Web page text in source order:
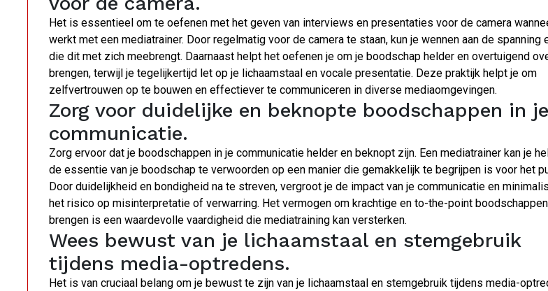
Het is essentieel om te oefenen met het geven van interviews en presentaties voor de camera
werkt met een mediatrainer. Door regelmatig voor de camera te staan, kun je wennen aan de spanning
die dit met zich meebrengt. Daarnaast helpt het oefenen je om je boodschap helder en overtuigend
brengen, terwijl je tegelijkertijd let op je lichaamstaal en vocale presentatie. Deze praktijk helpt je om
zelfvertrouwen op te bouwen en effectiever te communiceren in diverse mediaomgevingen.
Zorg voor duidelijke en beknopte boodschappen in je
communicatie.
Zorg ervoor dat je boodschappen in je communicatie helder en beknopt zijn. Een mediatrainer kan je
de essentie van je boodschap te verwoorden op een manier die gemakkelijk te begrijpen is voor het
Door duidelijkheid en bondigheid na te streven, vergroot je de impact van je communicatie en
het risico op misinterpretatie of verwarring. Het vermogen om krachtige en to-the-point
brengen is een waardevolle vaardigheid die mediatraining kan versterken.
Wees bewust van je lichaamstaal en stemgebruik
tijdens media-optredens.
Het is van cruciaal belang om je bewust te zijn van je lichaamstaal en stemgebruik tijdens media-